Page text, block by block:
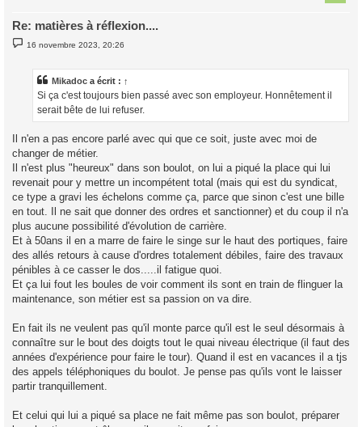
Re: matières à réflexion....
M
e
16 novembre 2023, 20:26
Mikadoc a écrit : ↑
Si ça c'est toujours bien passé avec son employeur. Honnêtement il
serait bête de lui refuser.
Il n'en a pas encore parlé avec qui que ce soit, juste avec moi de
changer de métier.
Il n'est plus "heureux" dans son boulot, on lui a piqué la place qui lui
revenait pour y mettre un incompétent total (mais qui est du syndicat,
ce type a gravi les échelons comme ça, parce que sinon c'est une bille
en tout. Il ne sait que donner des ordres et sanctionner) et du coup il n'a
plus aucune possibilité d'évolution de carrière.
Et à 50ans il en a marre de faire le singe sur le haut des portiques, faire
des allés retours à cause d'ordres totalement débiles, faire des travaux
pénibles à ce casser le dos.....il fatigue quoi.
Et ça lui fout les boules de voir comment ils sont en train de flinguer la
maintenance, son métier est sa passion on va dire.
En fait ils ne veulent pas qu'il monte parce qu'il est le seul désormais à
connaître sur le bout des doigts tout le quai niveau électrique (il faut des
années d'expérience pour faire le tour). Quand il est en vacances il a tjs
des appels téléphoniques du boulot. Je pense pas qu'ils vont le laisser
partir tranquillement.
Et celui qui lui a piqué sa place ne fait même pas son boulot, préparer